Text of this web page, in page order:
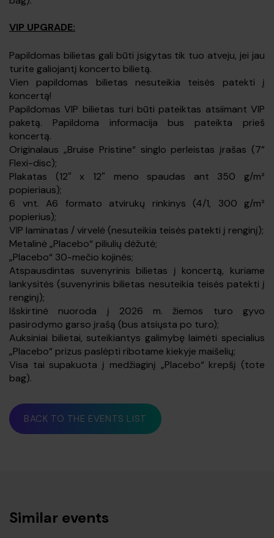
VIP UPGRADE:
Papildomas bilietas gali būti įsigytas tik tuo atveju, jei jau
turite galiojantį koncerto bilietą.
Vien papildomas bilietas nesuteikia teisės patekti į
koncertą!
Papildomas VIP bilietas turi būti pateiktas atsiimant VIP
paketą. Papildoma informacija bus pateikta prieš
koncertą.
Originalaus „Bruise Pristine“ singlo perleistas įrašas (7”
Flexi-disc);
Plakatas (12″ x 12″ meno spaudas ant 350 g/m²
popieriaus);
6 vnt. A6 formato atvirukų rinkinys (4/1, 300 g/m²
popierius);
VIP laminatas / virvelė (nesuteikia teisės patekti į renginį);
Metalinė „Placebo“ piliulių dėžutė;
„Placebo“ 30-mečio kojinės;
Atspausdintas suvenyrinis bilietas į koncertą, kuriame
lankysitės (suvenyrinis bilietas nesuteikia teisės patekti į
renginį);
Išskirtinė nuoroda į 2026 m. žiemos turo gyvo
pasirodymo garso įrašą (bus atsiųsta po turo);
Auksiniai bilietai, suteikiantys galimybę laimėti specialius
„Placebo“ prizus paslėpti ribotame kiekyje maišelių;
Visa tai supakuota į medžiaginį „Placebo“ krepšį (tote
bag).
BACK TO THE EVENTS LIST
Similar events